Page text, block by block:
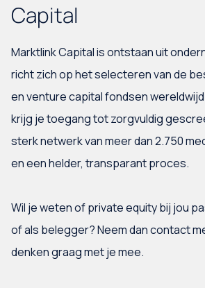
Capital
Marktlink Capital is ontstaan uit
richt zich op het selecteren van de
en venture capital fondsen
krijg je toegang tot zorgvuldig
sterk netwerk van meer dan 2.750
en een helder, transparant proces.
Wil je weten of private equity bij jou
of als belegger? Neem dan contact
denken graag met je mee.